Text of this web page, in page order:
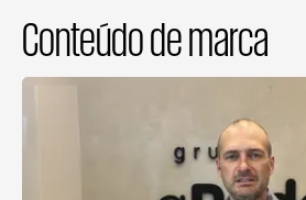
Conteúdo de marca